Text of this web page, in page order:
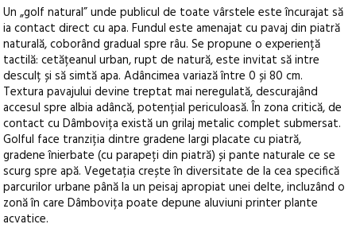
Un „golf natural” unde publicul de toate vârstele este încurajat să
ia contact direct cu apa. Fundul este amenajat cu pavaj din piatră
naturală, coborând gradual spre râu. Se propune o experiență
tactilă: cetățeanul urban, rupt de natură, este invitat să intre
desculț și să simtă apa. Adâncimea variază între 0 și 80 cm.
Textura pavajului devine treptat mai neregulată, descurajând
accesul spre albia adâncă, potențial periculoasă. În zona critică, de
contact cu Dâmbovița există un grilaj metalic complet submersat.
Golful face tranziția dintre gradene largi placate cu piatră,
gradene înierbate (cu parapeți din piatră) și pante naturale ce se
scurg spre apă. Vegetația crește în diversitate de la cea specifică
parcurilor urbane până la un peisaj apropiat unei delte, incluzând o
zonă în care Dâmbovița poate depune aluviuni printer plante
acvatice.